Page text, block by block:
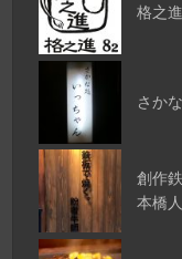
格之
さか
創作
本橋